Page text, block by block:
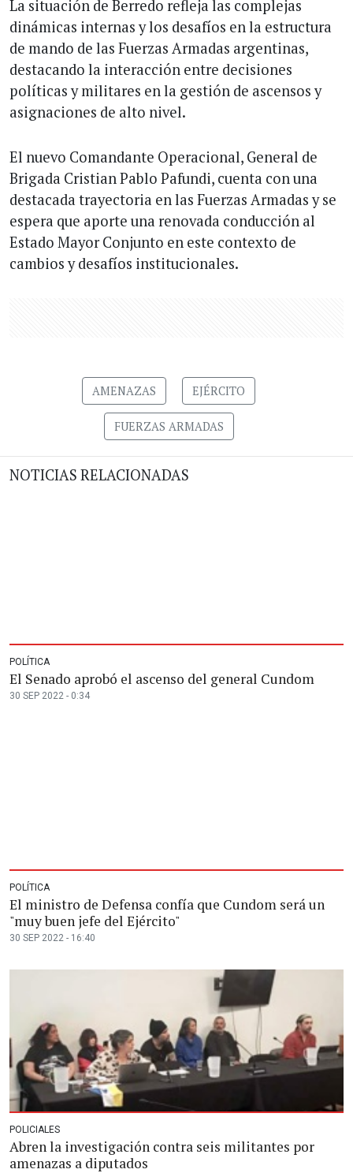
La situación de Berredo refleja las complejas
dinámicas internas y los desafíos en la estructura
de mando de las Fuerzas Armadas argentinas,
destacando la interacción entre decisiones
políticas y militares en la gestión de ascensos y
asignaciones de alto nivel.
El nuevo Comandante Operacional, General de
Brigada Cristian Pablo Pafundi, cuenta con una
destacada trayectoria en las Fuerzas Armadas y se
espera que aporte una renovada conducción al
Estado Mayor Conjunto en este contexto de
cambios y desafíos institucionales.
AMENAZAS EJÉRCITO
FUERZAS ARMADAS
NOTICIAS RELACIONADAS
POLÍTICA
El Senado aprobó el ascenso del general Cundom
30 SEP 2022 - 0:34
POLÍTICA
El ministro de Defensa confía que Cundom será un
"muy buen jefe del Ejército"
30 SEP 2022 - 16:40
POLICIALES
Abren la investigación contra seis militantes por
amenazas a diputados